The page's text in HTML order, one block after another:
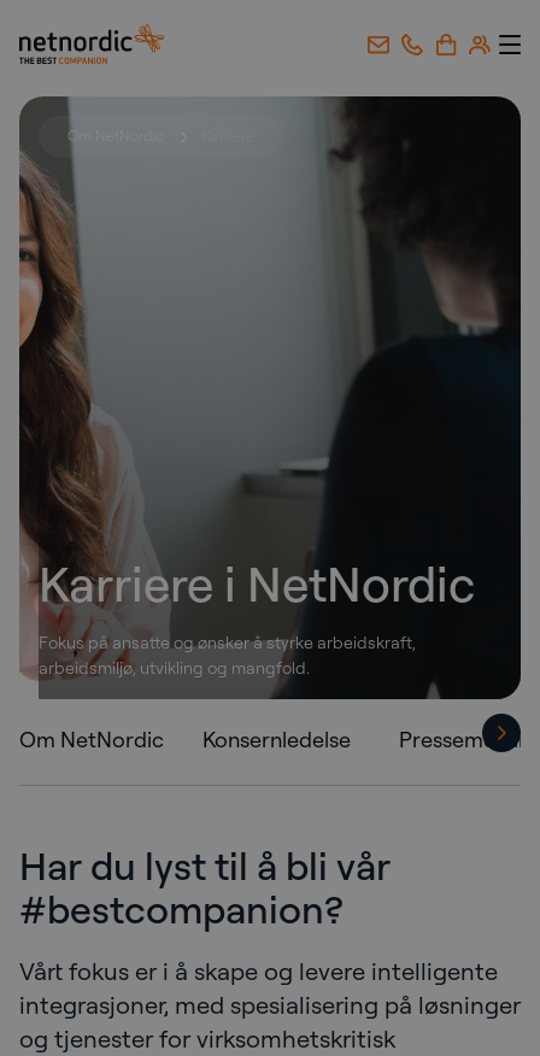
NetNordic Norway
Om NetNordic
Karriere i NetNordic
Fokus på ansatte og ønsker å styrke arbeidskraft,
arbeidsmiljø, utvikling og mangfold.
Om NetNordic Konsernledelse
Karriere
Har du lyst til å bli vår
#bestcompanion?
Vårt fokus er i å skape og levere intelligente
integrasjoner, med spesialisering på løsninger
og tjenester for virksomhetskritisk